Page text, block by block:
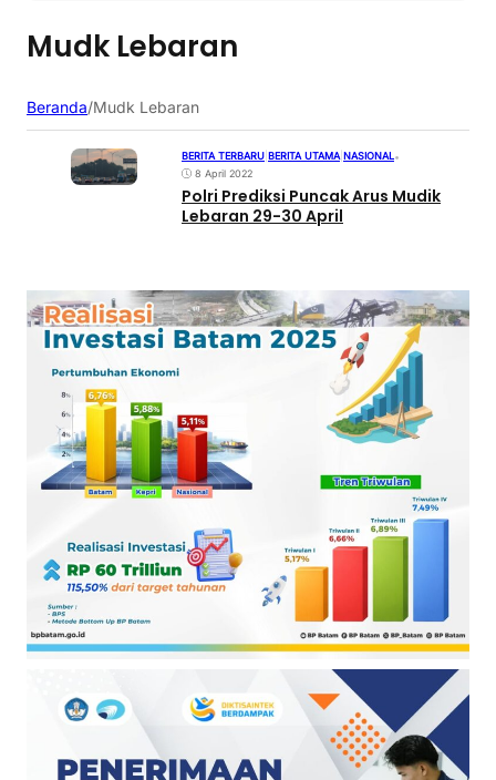
Mudk Lebaran
Beranda/Mudk Lebaran
BERITA TERBARU BERITA UTAMA NASIONAL•
8 April 2022
Polri Prediksi Puncak Arus Mudik
Lebaran 29-30 April